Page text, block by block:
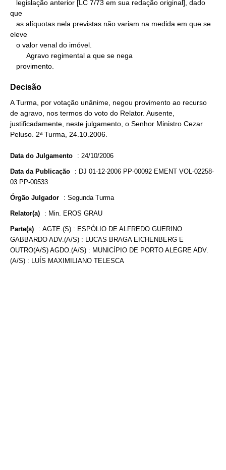
que
eleve
   provimento.
Decisão
A Turma, por votação unânime, negou provimento ao recurso
de agravo, nos termos do voto do Relator. Ausente,
justificadamente, neste julgamento, o Senhor Ministro Cezar
Peluso. 2ª Turma, 24.10.2006.
Data do Julgamento : 24/10/2006
Data da Publicação : DJ 01-12-2006 PP-00092 EMENT VOL-02258-
03 PP-00533
Órgão Julgador : Segunda Turma
Relator(a) : Min. EROS GRAU
Parte(s) : AGTE.(S) : ESPÓLIO DE ALFREDO GUERINO
GABBARDO ADV.(A/S) : LUCAS BRAGA EICHENBERG E
OUTRO(A/S) AGDO.(A/S) : MUNICÍPIO DE PORTO ALEGRE ADV.
(A/S) : LUÍS MAXIMILIANO TELESCA